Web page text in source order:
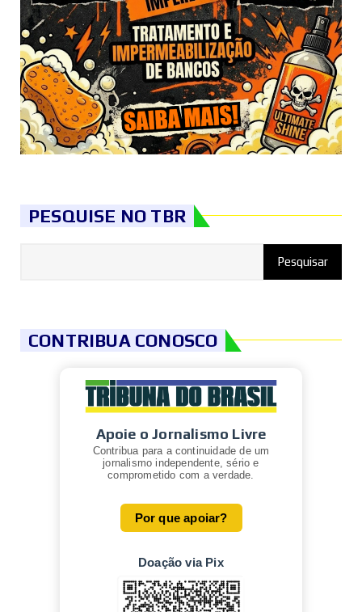
PESQUISE NO TBR
CONTRIBUA CONOSCO
Apoie o Jornalismo Livre
Contribua para a continuidade de um
jornalismo independente, sério e
comprometido com a verdade.
Por que apoiar?
Doação via Pix